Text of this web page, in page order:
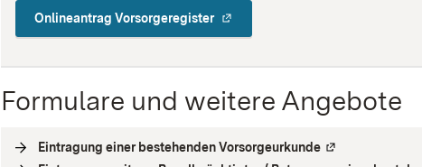
Onlineantrag Vorsorgeregister
Formulare und weitere Angebote
Eintragung einer bestehenden Vorsorgeurkunde Externe